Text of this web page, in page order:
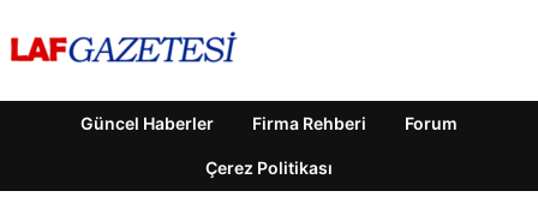
Güncel Haberler Firma Rehberi Forum
Çerez Politikası